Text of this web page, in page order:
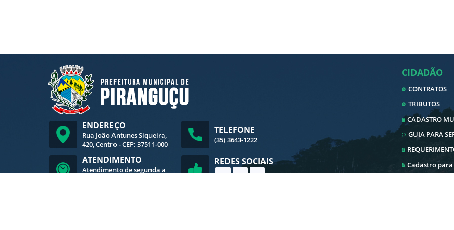
ENDEREÇO
Rua João Antunes Siqueira,
420, Centro - CEP: 37511-000
TELEFONE
(35) 3643-1222
ATENDIMENTO
Atendimento de segunda a
REDES SOCIAIS
CIDADÃO
CONTRATOS
TRIBUTOS
CADASTRO
GUIA PARA
Cadastro